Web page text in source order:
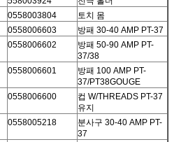
0558003804
토치 몸
0558006603
방패 30-40 AMP PT-37
0558006602
방패 50-90 AMP PT-
37/38
0558006601
방패 100 AMP PT-
37/PT38GOUGE
0558006600
컵 W/THREADS PT-37
유지
0558005218
분사구 30-40 AMP PT-
37